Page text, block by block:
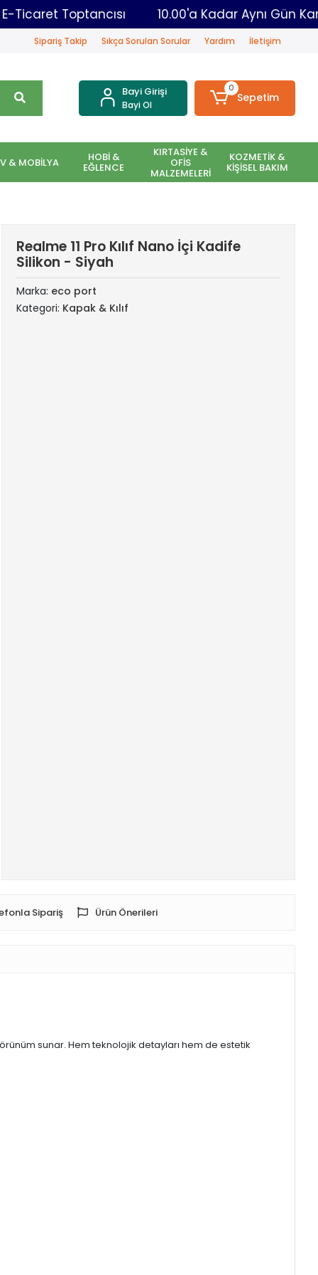
Nesil E-Ticaret Toptancısı 10.00'a Kadar
Sipariş Takip Sıkça Sorulan Sorular Yardım İletişim
Bayi Girişi
Bayi Ol
0
Sepetim
& MOBİLYA HOBİ &
EĞLENCE
KIRTASİYE &
OFİS
MALZEMELERİ
KOZMETİK &
KİŞİSEL BAKIM
Realme 11 Pro Kılıf Nano İçi Kadife
Silikon - Siyah
Marka: eco port
Kategori: Kapak & Kılıf
Sipariş Ürün Önerileri
sunar. Hem teknolojik detayları hem de estetik